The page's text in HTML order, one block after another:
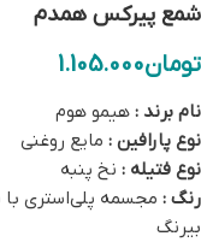
شمع پیرکس همدم
تومان1.105.000
نام برند : هیمو هوم
نوع پارافین : مایع روغنی
نوع فتیله : نخ پنبه
رنگ : مجسمه پلی‌استری
بیرنگ